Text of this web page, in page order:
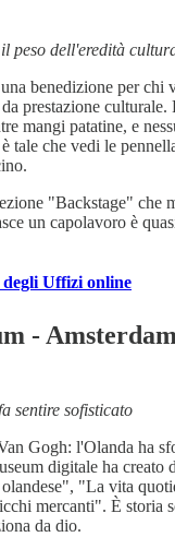
peso dell'eredità
benedizione per chi
prestazione culturale.
mangi patatine, e
tale che vedi le
"Backstage" che
un capolavoro è
Uffizi online
- Amsterdam
sentire sofisticato
Gogh: l'Olanda ha
digitale ha creato
"La vita
mercanti". È storia
da dio.